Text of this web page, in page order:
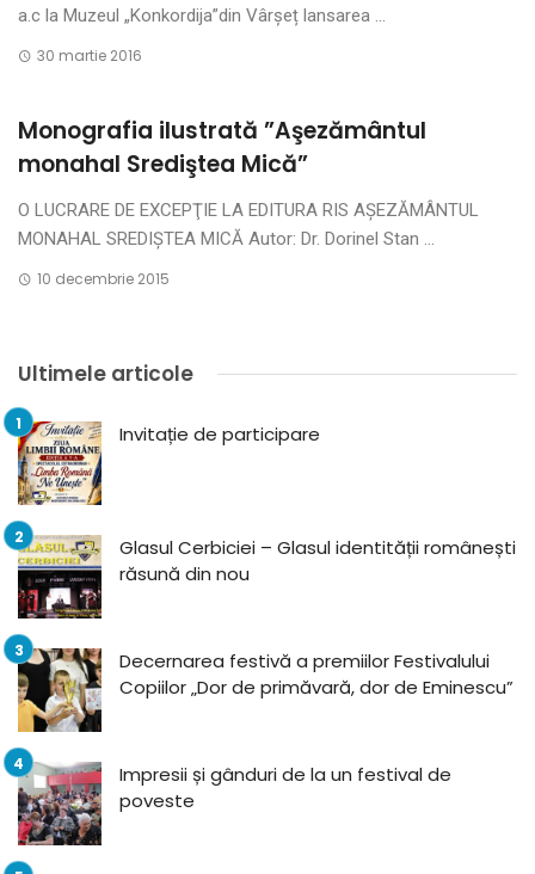
a.c la Muzeul „Konkordija”din Vârșeț lansarea ...
30 martie 2016
Monografia ilustrată ”Aşezământul
monahal Srediştea Mică”
O LUCRARE DE EXCEPŢIE LA EDITURA RIS AŞEZĂMÂNTUL
MONAHAL SREDIŞTEA MICĂ Autor: Dr. Dorinel Stan ...
10 decembrie 2015
Ultimele articole
Invitație de participare
Glasul Cerbiciei – Glasul identității românești
răsună din nou
Decernarea festivă a premiilor Festivalului
Copiilor „Dor de primăvară, dor de Eminescu”
Impresii și gânduri de la un festival de
poveste